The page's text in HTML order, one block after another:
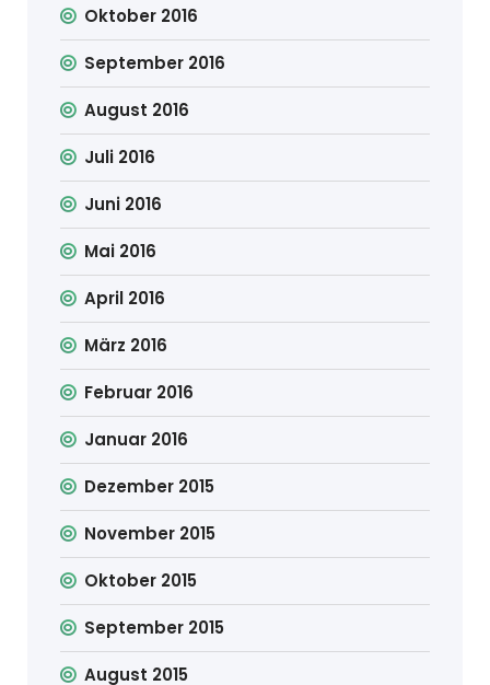
Oktober 2016
September 2016
August 2016
Juli 2016
Juni 2016
Mai 2016
April 2016
März 2016
Februar 2016
Januar 2016
Dezember 2015
November 2015
Oktober 2015
September 2015
August 2015